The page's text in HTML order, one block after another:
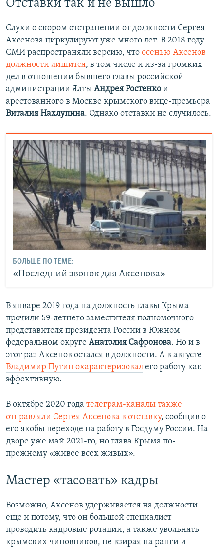
Отставки так и не вышло
Слухи о скором отстранении от должности Сергея
Аксенова циркулируют уже много лет. В 2018 году
СМИ распространяли версию, что осенью Аксенов
должности лишится, в том числе и из-за громких
дел в отношении бывшего главы российской
администрации Ялты Андрея Ростенко и
арестованного в Москве крымского вице-премьера
Виталия Нахлупина. Однако отставки не случилось.
БОЛЬШЕ ПО ТЕМЕ:
«Последний звонок для Аксенова»
В январе 2019 года на должность главы Крыма
прочили 59-летнего заместителя полномочного
представителя президента России в Южном
федеральном округе Анатолия Сафронова. Но и в
этот раз Аксенов остался в должности. А в августе
Владимир Путин охарактеризовал его работу как
эффективную.
В октябре 2020 года телеграм-каналы также
отправляли Сергея Аксенова в отставку, сообщив о
его якобы переходе на работу в Госдуму России. На
дворе уже май 2021-го, но глава Крыма по-
прежнему «живее всех живых».
Мастер «тасовать» кадры
Возможно, Аксенов удерживается на должности
еще и потому, что он большой специалист
проводить кадровые ротации, а также увольнять
крымских чиновников, не взирая на ранги и